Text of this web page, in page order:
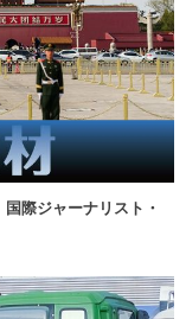
際ジャーナリスト・